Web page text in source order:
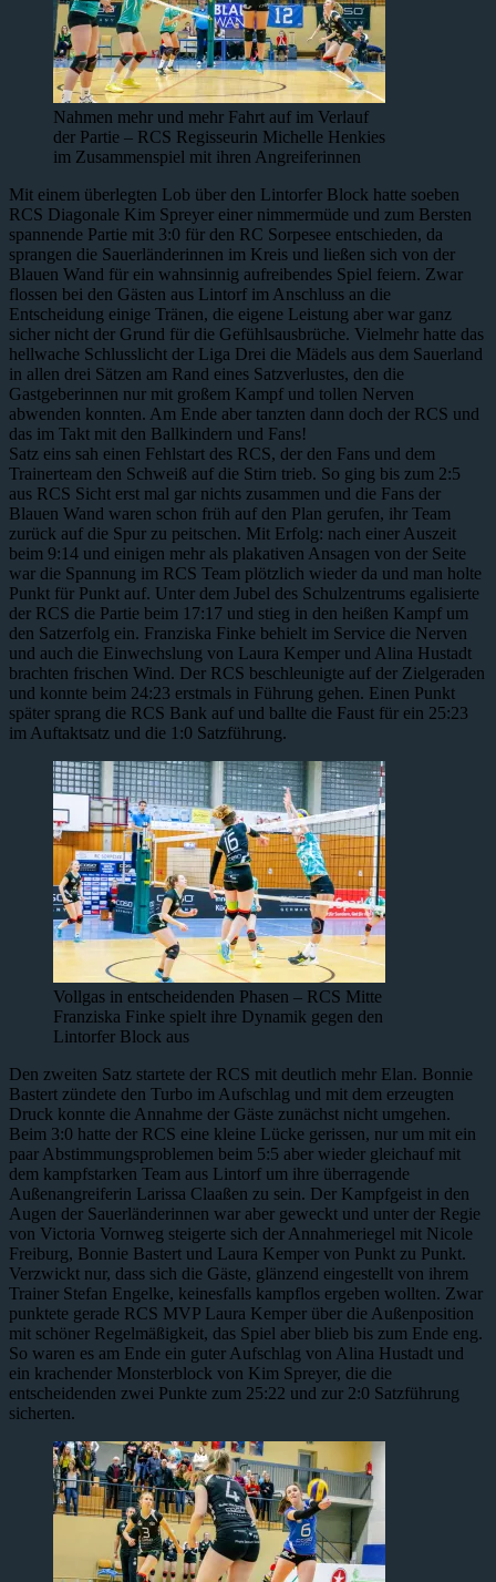
Nahmen mehr und mehr Fahrt auf im Verlauf
der Partie – RCS Regisseurin Michelle Henkies
im Zusammenspiel mit ihren Angreiferinnen
Mit einem überlegten Lob über den Lintorfer Block hatte soeben
RCS Diagonale Kim Spreyer einer nimmermüde und zum Bersten
spannende Partie mit 3:0 für den RC Sorpesee entschieden, da
sprangen die Sauerländerinnen im Kreis und ließen sich von der
Blauen Wand für ein wahnsinnig aufreibendes Spiel feiern. Zwar
flossen bei den Gästen aus Lintorf im Anschluss an die
Entscheidung einige Tränen, die eigene Leistung aber war ganz
sicher nicht der Grund für die Gefühlsausbrüche. Vielmehr hatte das
hellwache Schlusslicht der Liga Drei die Mädels aus dem Sauerland
in allen drei Sätzen am Rand eines Satzverlustes, den die
Gastgeberinnen nur mit großem Kampf und tollen Nerven
abwenden konnten. Am Ende aber tanzten dann doch der RCS und
das im Takt mit den Ballkindern und Fans!
Satz eins sah einen Fehlstart des RCS, der den Fans und dem
Trainerteam den Schweiß auf die Stirn trieb. So ging bis zum 2:5
aus RCS Sicht erst mal gar nichts zusammen und die Fans der
Blauen Wand waren schon früh auf den Plan gerufen, ihr Team
zurück auf die Spur zu peitschen. Mit Erfolg: nach einer Auszeit
beim 9:14 und einigen mehr als plakativen Ansagen von der Seite
war die Spannung im RCS Team plötzlich wieder da und man holte
Punkt für Punkt auf. Unter dem Jubel des Schulzentrums egalisierte
der RCS die Partie beim 17:17 und stieg in den heißen Kampf um
den Satzerfolg ein. Franziska Finke behielt im Service die Nerven
und auch die Einwechslung von Laura Kemper und Alina Hustadt
brachten frischen Wind. Der RCS beschleunigte auf der Zielgeraden
und konnte beim 24:23 erstmals in Führung gehen. Einen Punkt
später sprang die RCS Bank auf und ballte die Faust für ein 25:23
im Auftaktsatz und die 1:0 Satzführung.
Vollgas in entscheidenden Phasen – RCS Mitte
Franziska Finke spielt ihre Dynamik gegen den
Lintorfer Block aus
Den zweiten Satz startete der RCS mit deutlich mehr Elan. Bonnie
Bastert zündete den Turbo im Aufschlag und mit dem erzeugten
Druck konnte die Annahme der Gäste zunächst nicht umgehen.
Beim 3:0 hatte der RCS eine kleine Lücke gerissen, nur um mit ein
paar Abstimmungsproblemen beim 5:5 aber wieder gleichauf mit
dem kampfstarken Team aus Lintorf um ihre überragende
Außenangreiferin Larissa Claaßen zu sein. Der Kampfgeist in den
Augen der Sauerländerinnen war aber geweckt und unter der Regie
von Victoria Vornweg steigerte sich der Annahmeriegel mit Nicole
Freiburg, Bonnie Bastert und Laura Kemper von Punkt zu Punkt.
Verzwickt nur, dass sich die Gäste, glänzend eingestellt von ihrem
Trainer Stefan Engelke, keinesfalls kampflos ergeben wollten. Zwar
punktete gerade RCS MVP Laura Kemper über die Außenposition
mit schöner Regelmäßigkeit, das Spiel aber blieb bis zum Ende eng.
So waren es am Ende ein guter Aufschlag von Alina Hustadt und
ein krachender Monsterblock von Kim Spreyer, die die
entscheidenden zwei Punkte zum 25:22 und zur 2:0 Satzführung
sicherten.